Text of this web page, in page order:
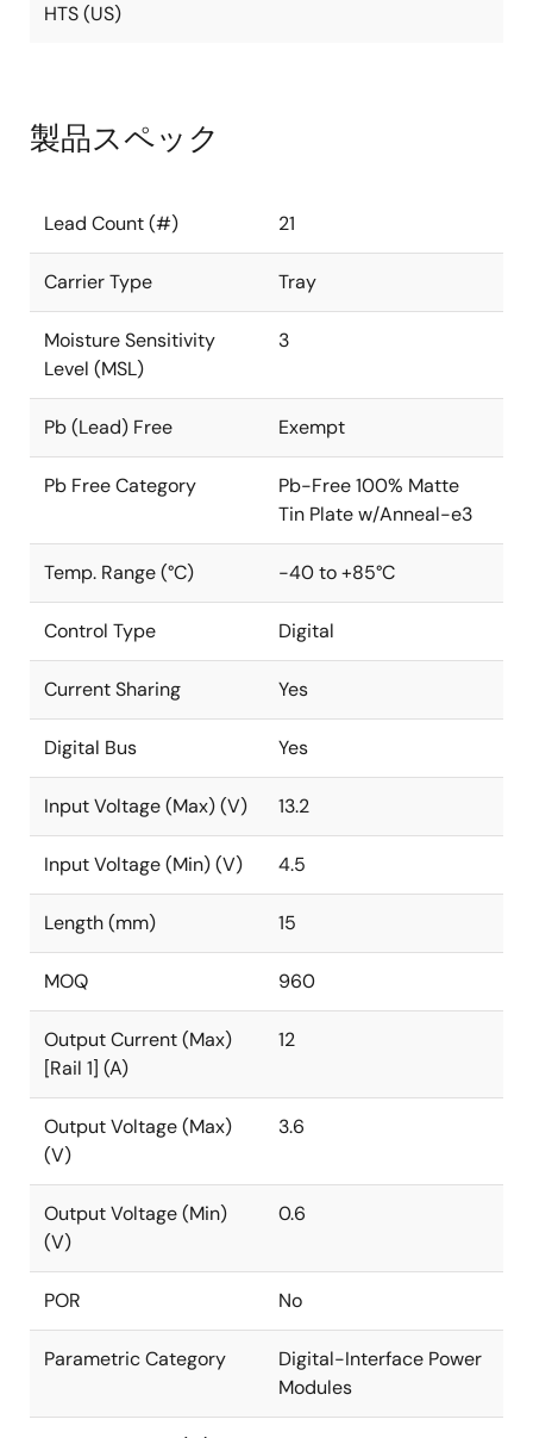
HTS (US)
製品スペック
Lead Count (#) 21
Carrier Type Tray
Moisture Sensitivity
Level (MSL)
3
Pb (Lead) Free Exempt
Pb Free Category
Pb-Free 100% Matte
Tin Plate w/Anneal-e3
Temp. Range (°C) -40 to +85°C
Control Type Digital
Current Sharing Yes
Digital Bus Yes
Input Voltage (Max) (V) 13.2
Input Voltage (Min) (V) 4.5
Length (mm) 15
MOQ 960
Output Current (Max)
[Rail 1] (A)
12
Output Voltage (Max)
(V)
3.6
Output Voltage (Min)
(V)
0.6
POR No
Parametric Category
Digital-Interface Power
Modules